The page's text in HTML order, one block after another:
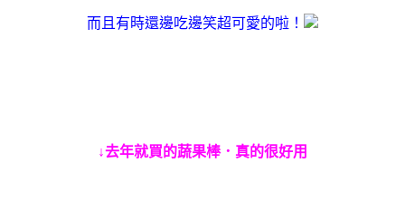
而且有時還邊吃邊笑超可愛的啦！
↓去年就買的蔬果棒．真的很好用